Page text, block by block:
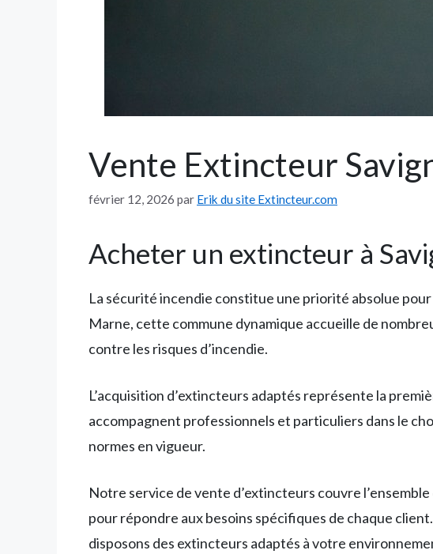
Vente Extincteur
février 12, 2026 par Erik du site Extincteur.com
Acheter un extincteur à
La sécurité incendie constitue une priorité absolue
Marne, cette commune dynamique accueille de
contre les risques d’incendie.
L’acquisition d’extincteurs adaptés représente la
accompagnent professionnels et particuliers dans le
normes en vigueur.
Notre service de vente d’extincteurs couvre
pour répondre aux besoins spécifiques de chaque
disposons des extincteurs adaptés à votre